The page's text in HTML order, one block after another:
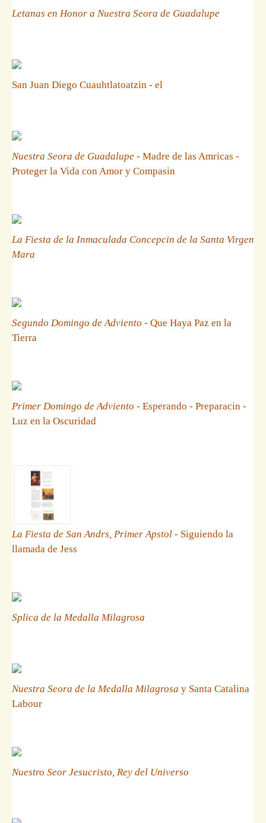
Letanas en Honor a Nuestra Seora de Guadalupe
San Juan Diego Cuauhtlatoatzin - el
Nuestra Seora de Guadalupe - Madre de las Amricas -
Proteger la Vida con Amor y Compasin
La Fiesta de la Inmaculada Concepcin de la Santa Virgen
Mara
Segundo Domingo de Adviento - Que Haya Paz en la
Tierra
Primer Domingo de Adviento - Esperando - Preparacin -
Luz en la Oscuridad
La Fiesta de San Andrs, Primer Apstol - Siguiendo la
llamada de Jess
Splica de la Medalla Milagrosa
Nuestra Seora de la Medalla Milagrosa y Santa Catalina
Labour
Nuestro Seor Jesucristo, Rey del Universo